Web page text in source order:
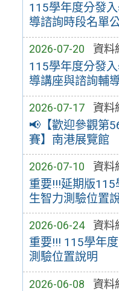
115學年度分發
導諮詢時段名單
2026-07-20 資料
115學年度分發
導講座與諮詢輔
2026-07-17 資料
📢【歡迎參觀第
賽】南港展覽館
2026-07-10 資料
重要!!!延期版
生智力測驗位置
2026-06-24 資料
重要!!! 115學年
測驗位置說明
2026-06-08 資料